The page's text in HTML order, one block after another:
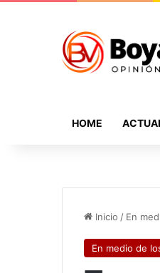
HOME
Inicio / En
En medio de